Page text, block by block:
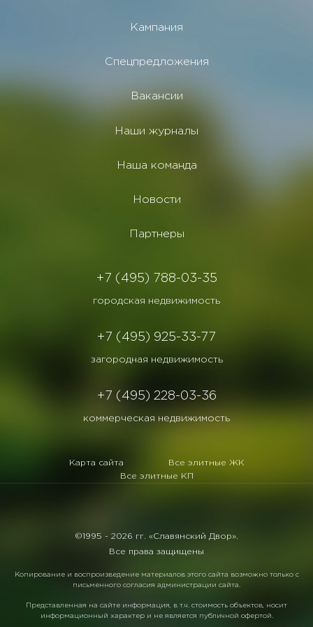
Кампания
Спецпредложения
Вакансии
Наши журналы
Наша команда
Новости
Партнеры
+7 (495) 788-03-35
городская недвижимость
+7 (495) 925-33-77
загородная недвижимость
+7 (495) 228-03-36
коммерческая недвижимость
Карта сайта
Все элитные ЖК
Все элитные КП
©1995 - 2026 гг. «Славянский Двор».
Все права защищены
Копирование и воспроизведение материалов этого сайта возможно только с
письменного согласия администрации сайта.
Представленная на сайте информация, в т.ч. стоимость объектов, носит
информационный характер и не является публичной офертой.